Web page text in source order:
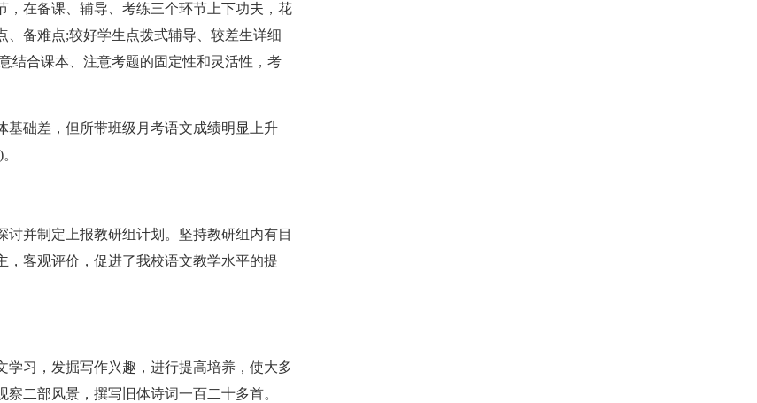
在备课、辅导、考练三个环节上下功夫，花
备难点;较好学生点拨式辅导、较差生详细
结合课本、注意考题的固定性和灵活性，考
础差，但所带班级月考语文成绩明显上升
并制定上报教研组计划。坚持教研组内有目
客观评价，促进了我校语文教学水平的提
习，发掘写作兴趣，进行提高培养，使大多
二部风景，撰写旧体诗词一百二十多首。